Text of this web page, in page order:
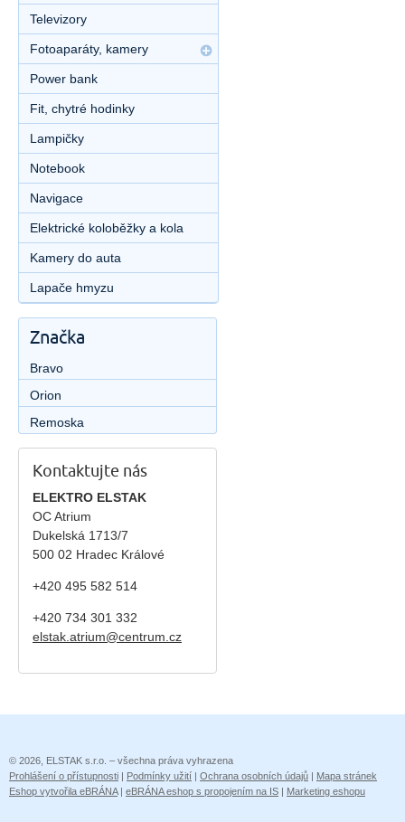
Televizory
Fotoaparáty, kamery
Power bank
Fit, chytré hodinky
Lampičky
Notebook
Navigace
Elektrické koloběžky a kola
Kamery do auta
Lapače hmyzu
Značka
Bravo
Orion
Remoska
Kontaktujte nás
ELEKTRO ELSTAK
OC Atrium
Dukelská 1713/7
500 02 Hradec Králové
+420 495 582 514
+420 734 301 332
elstak.atrium@centrum.cz
© 2026, ELSTAK s.r.o. – všechna práva vyhrazena
Prohlášení o přístupnosti | Podmínky užití | Ochrana osobních údajů | Mapa stránek
Eshop vytvořila eBRÁNA| eBRÁNA eshop s propojením na IS | Marketing eshopu